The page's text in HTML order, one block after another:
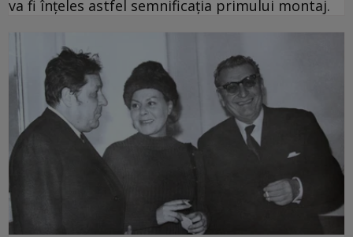
va fi înțeles astfel semnificația primului montaj.